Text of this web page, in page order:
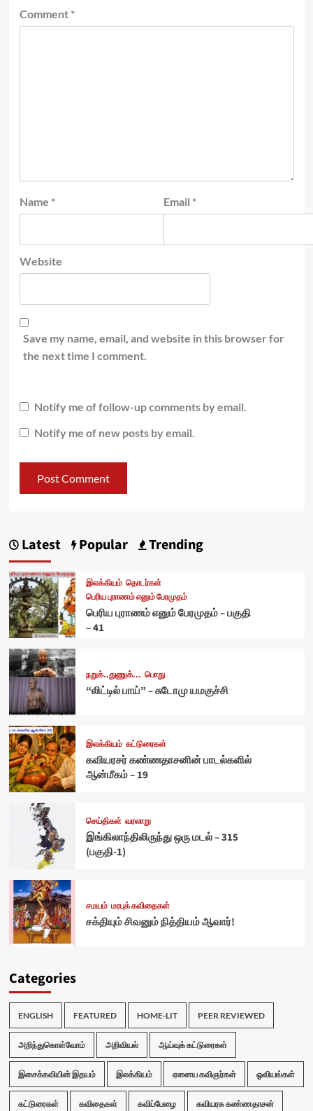
Comment *
Name * Email *
Website
Save my name, email, and website in this browser for
the next time I comment.
Notify me of follow-up comments by email.
Notify me of new posts by email.
Latest Popular Trending
இலக்கியம் தொடர்கள்
பெரிய புராணம் எனும் பேரமுதம்
பெரிய புராணம் எனும் பேரமுதம் – பகுதி
– 41
நறுக்..துணுக்... பொது
“லிட்டில் பாய்” – சுடோமு யமகுச்சி
இலக்கியம் கட்டுரைகள்
கவியரசர் கண்ணதாசனின் பாடல்களில்
ஆன்மீகம் – 19
செய்திகள் வரலாறு
இங்கிலாந்திலிருந்து ஒரு மடல் – 315
(பகுதி-1)
சமயம் மரபுக் கவிதைகள்
சக்தியும் சிவனும் நித்தியம் ஆவார்!
Categories
ENGLISH FEATURED HOME-LIT PEER REVIEWED
அறிந்துகொள்வோம் அறிவியல் ஆய்வுக் கட்டுரைகள்
இசைக்கவியின் இதயம் இலக்கியம் ஏனைய கவிஞர்கள் ஓவியங்கள்
கட்டுரைகள் கவிதைகள் கவிப்பேழை கவியரசு கண்ணதாசன்